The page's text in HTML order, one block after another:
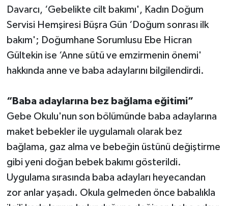
Davarcı, ‘Gebelikte cilt bakımı', Kadın Doğum
Servisi Hemşiresi Büşra Gün ‘Doğum sonrası ilk
bakım'; Doğumhane Sorumlusu Ebe Hicran
Gültekin ise ‘Anne sütü ve emzirmenin önemi'
hakkında anne ve baba adaylarını bilgilendirdi.
“Baba adaylarına bez bağlama eğitimi”
Gebe Okulu'nun son bölümünde baba adaylarına
maket bebekler ile uygulamalı olarak bez
bağlama, gaz alma ve bebeğin üstünü değiştirme
gibi yeni doğan bebek bakımı gösterildi.
Uygulama sırasında baba adayları heyecandan
zor anlar yaşadı. Okula gelmeden önce babalıkla